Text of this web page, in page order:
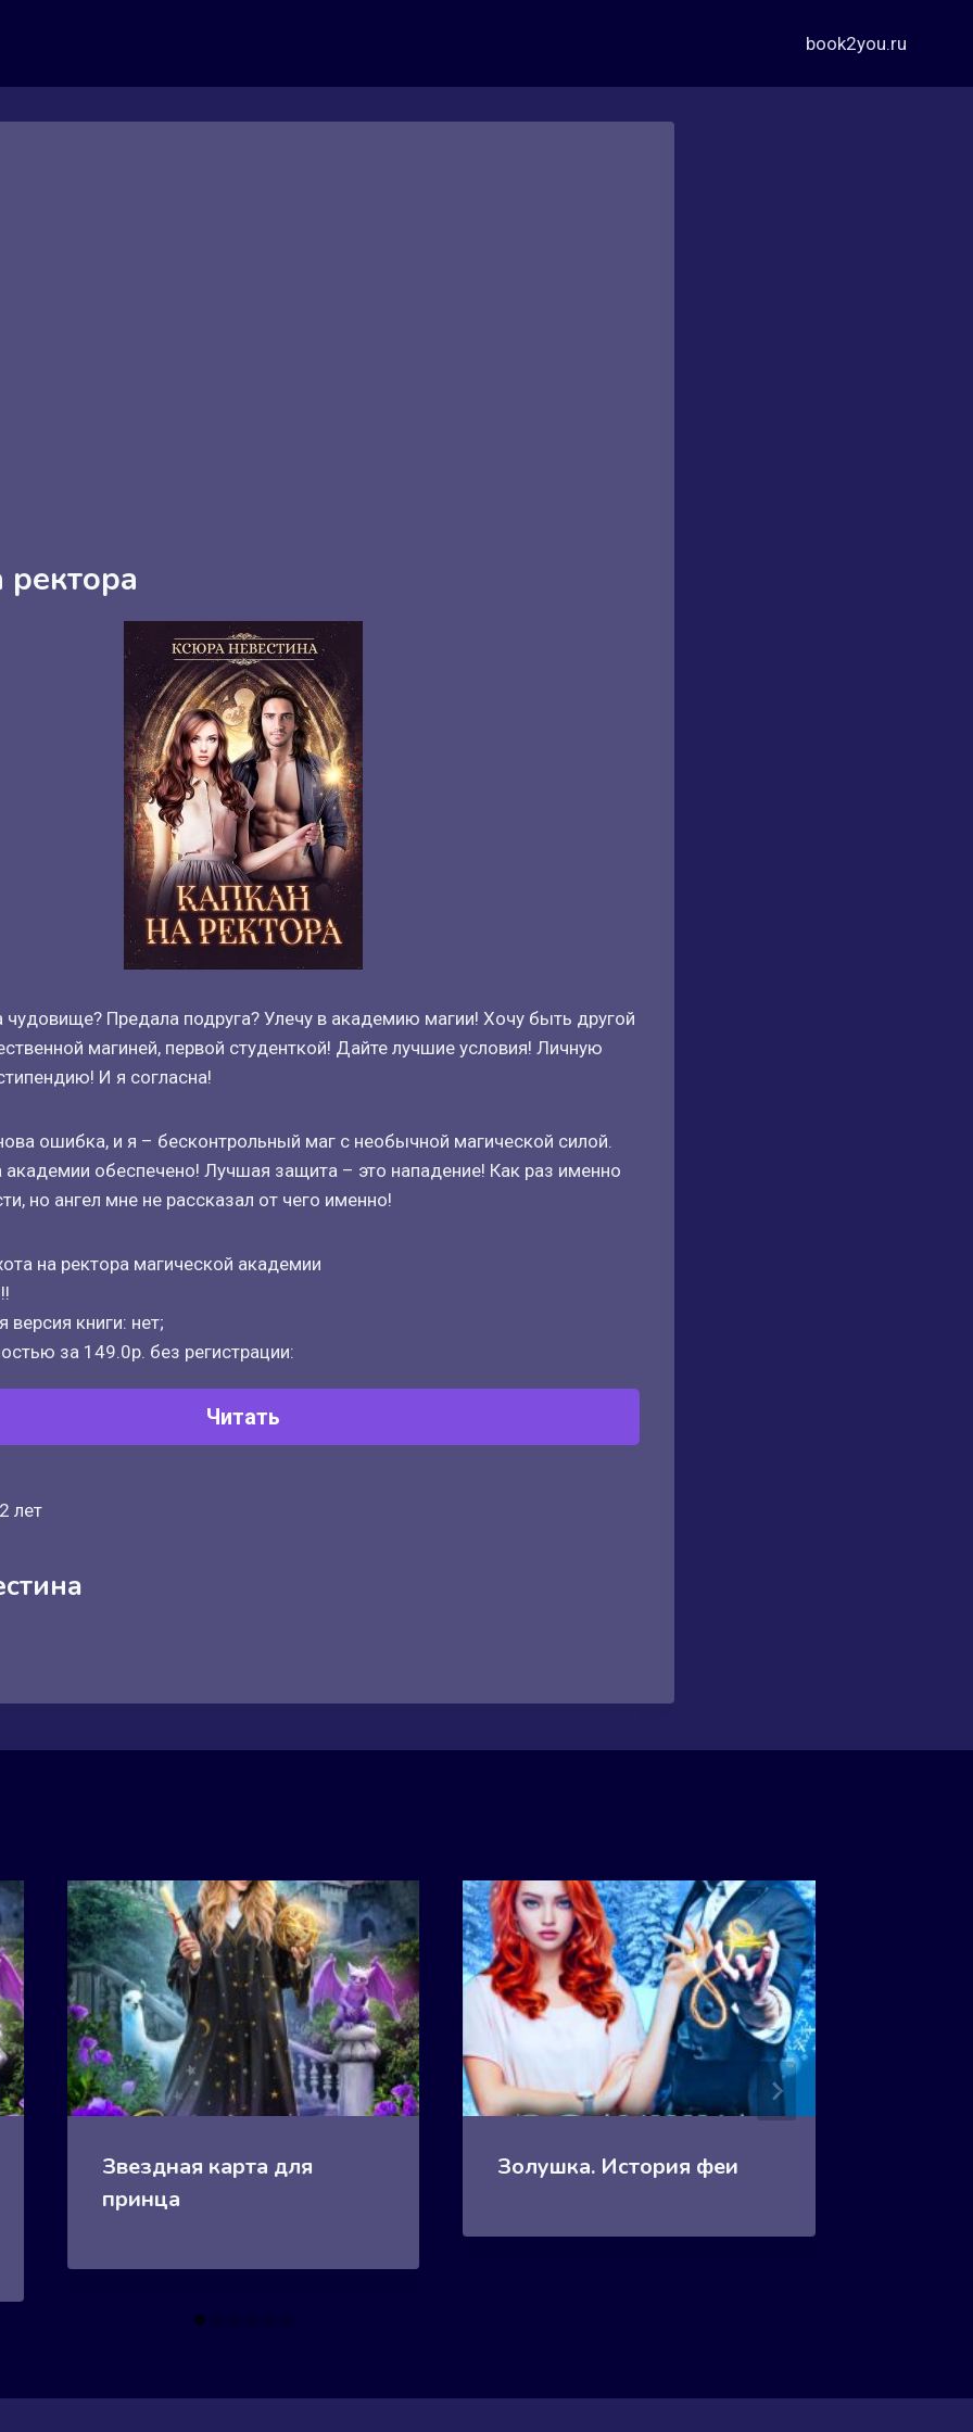
book2you.ru
Предала подруга? Улечу в академию магии! Хочу быть другой
магиней, первой студенткой! Дайте лучшие условия! Личную
И я согласна!
ошибка, и я – бесконтрольный маг с необычной магической силой.
академии обеспечено! Лучшая защита – это нападение! Как раз именно
но ангел мне не рассказал от чего именно!
на ректора магической академии
версия книги: нет;
за 149.0р. без регистрации:
Читать
лет
Звездная карта для
принца
Золушка. История феи